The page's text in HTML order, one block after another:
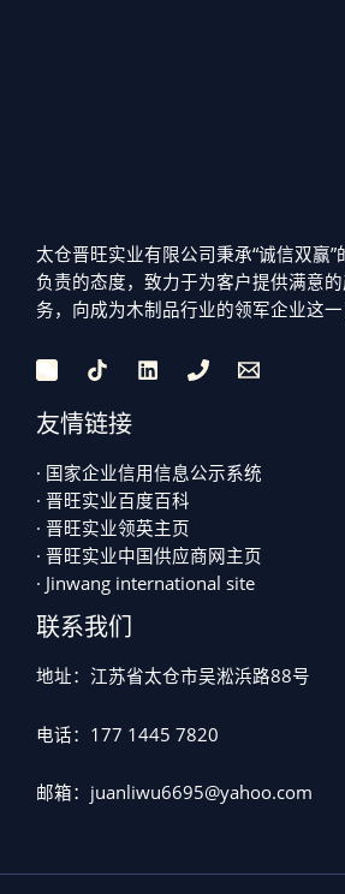
太仓晋旺实业有限公司秉承“诚信双赢
负责的态度，致力于为客户提供满意
务，向成为木制品行业的领军企业这一
友情链接
· 国家企业信用信息公示系统
· 晋旺实业百度百科
· 晋旺实业领英主页
· 晋旺实业中国供应商网主页
· Jinwang international site
联系我们
地址：江苏省太仓市吴淞浜路88号
电话：177 1445 7820
邮箱：juanliwu6695@yahoo.com